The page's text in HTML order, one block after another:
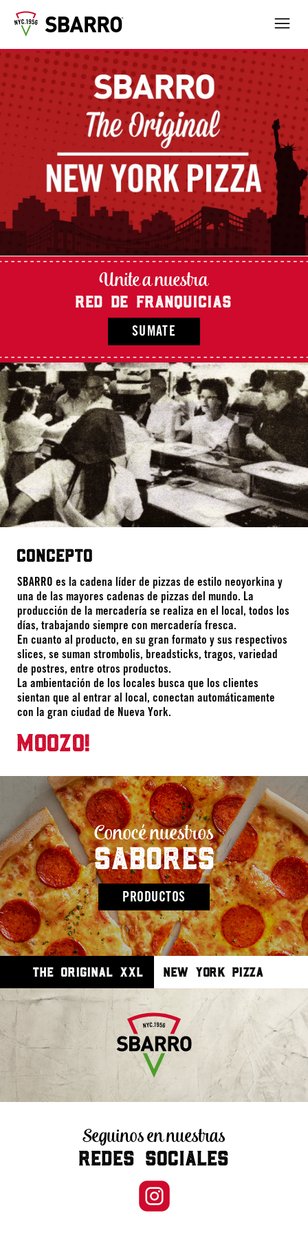
Unite a nuestra
RED DE FRANQUICIAS
SUMATE
CONCEPTO
SBARRO es la cadena líder de pizzas de estilo neoyorkina y
una de las mayores cadenas de pizzas del mundo. La
producción de la mercadería se realiza en el local, todos los
días, trabajando siempre con mercadería fresca.
En cuanto al producto, en su gran formato y sus respectivos
slices, se suman strombolis, breadsticks, tragos, variedad
de postres, entre otros productos.
La ambientación de los locales busca que los clientes
sientan que al entrar al local, conectan automáticamente
con la gran ciudad de Nueva York.
MOOZO!
Conocé nuestros
SABORES
PRODUCTOS
THE ORIGINAL XXL NEW YORK PIZZA
Seguinos en nuestras
REDES SOCIALES